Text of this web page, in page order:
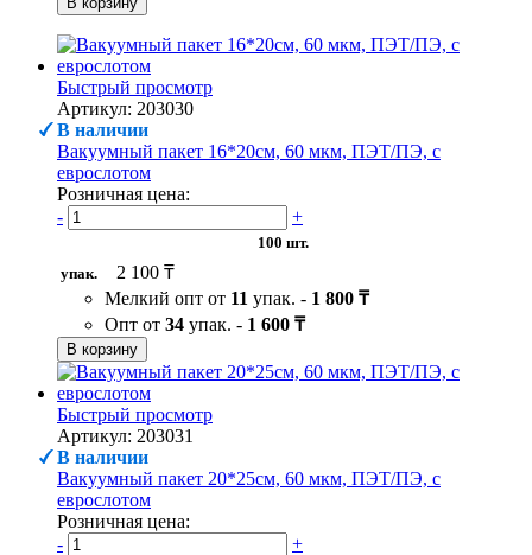
Быстрый просмотр
Артикул: 203030
В наличии
Вакуумный пакет 16*20см, 60 мкм, ПЭТ/ПЭ, с
еврослотом
Розничная цена:
-
+
100 шт.
упак.
2 100 ₸
Мелкий опт от 11 упак. - 1 800 ₸
Опт от 34 упак. - 1 600 ₸
В корзину
Быстрый просмотр
Артикул: 203031
В наличии
Вакуумный пакет 20*25см, 60 мкм, ПЭТ/ПЭ, с
еврослотом
Розничная цена:
-
+